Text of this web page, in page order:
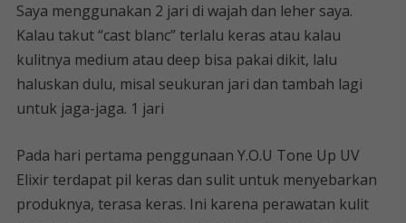
Saya menggunakan 2 jari di wajah dan leher saya.
Kalau takut “cast blanc” terlalu keras atau kalau
kulitnya medium atau deep bisa pakai dikit, lalu
haluskan dulu, misal seukuran jari dan tambah lagi
untuk jaga-jaga. 1 jari
Pada hari pertama penggunaan Y.O.U Tone Up UV
Elixir terdapat pil keras dan sulit untuk menyebarkan
produknya, terasa keras. Ini karena perawatan kulit